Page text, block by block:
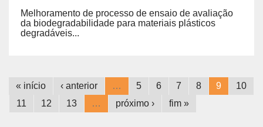
Melhoramento de processo de ensaio de avaliação
da biodegradabilidade para materiais plásticos
degradáveis...
« início ‹ anterior … 5 6 7 8 9
10
11
12 13 … próximo › fim »